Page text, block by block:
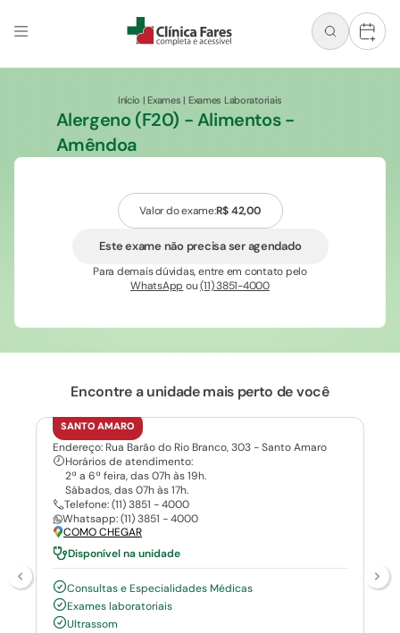
+
Início |Exames | Exames Laboratoriais
Alergeno (F20) - Alimentos -
Amêndoa
Valor do exame:R$ 42,00
Este exame não precisa ser agendado
Para demais dúvidas, entre em contato pelo
WhatsApp ou(11) 3851-4000
Encontre a unidade mais perto de você
SANTO AMARO
Endereço: Rua Barão do Rio Branco, 303 - Santo Amaro
Horários de atendimento:
2ª a 6ª feira, das 07h às 19h.
Sábados, das 07h às 17h.
Telefone: (11) 3851 - 4000
Whatsapp: (11) 3851 - 4000
COMO CHEGAR
Disponível na unidade
Consultas e Especialidades Médicas
Exames laboratoriais
Ultrassom